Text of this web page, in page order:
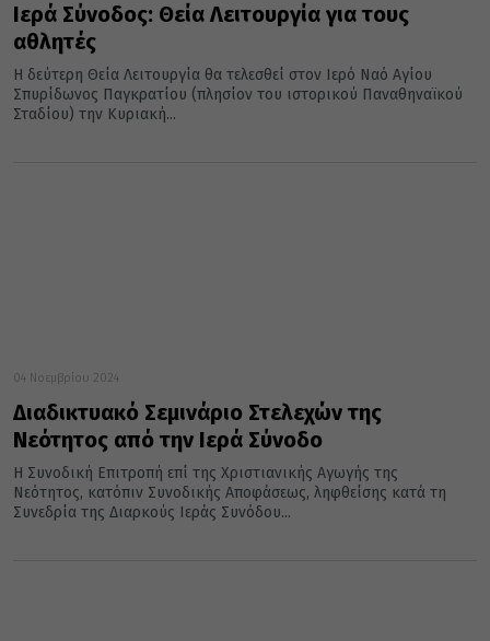
Ιερά Σύνοδος: Θεία Λειτουργία για τους
αθλητές
Η δεύτερη Θεία Λειτουργία θα τελεσθεί στον Ιερό Ναό Αγίου
Σπυρίδωνος Παγκρατίου (πλησίον του ιστορικού Παναθηναϊκού
Σταδίου) την Κυριακή...
04 Νοεμβρίου 2024
Διαδικτυακό Σεμινάριο Στελεχών της
Νεότητος από την Ιερά Σύνοδο
Η Συνοδική Επιτροπή επί της Χριστιανικής Αγωγής της
Νεότητος, κατόπιν Συνοδικής Αποφάσεως, ληφθείσης κατά τη
Συνεδρία της Διαρκούς Ιεράς Συνόδου...